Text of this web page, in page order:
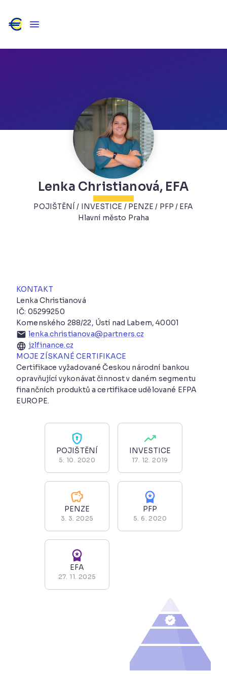
Lenka Christianová, EFA
POJIŠTĚNÍ / INVESTICE / PENZE / PFP / EFA
Hlavní město Praha
KONTAKT
Lenka Christianová
IČ: 05299250
Komenského 288/22, Ústí nad Labem, 40001
lenka.christianova@partners.cz
jzlfinance.cz
MOJE ZÍSKANÉ CERTIFIKACE
Certifikace vyžadované Českou národní bankou
opravňující vykonávat činnost v daném segmentu
finančních produktů a certifikace udělované EFPA
EUROPE.
POJIŠTĚNÍ
5. 10. 2020
INVESTICE
17. 12. 2019
PENZE
3. 3. 2025
PFP
5. 6. 2020
EFA
27. 11. 2025